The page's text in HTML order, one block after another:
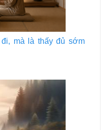
mà là thấy đủ sớm